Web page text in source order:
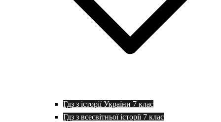
Гдз з історії України 7 клас
Гдз з всесвітньої історії 7 клас